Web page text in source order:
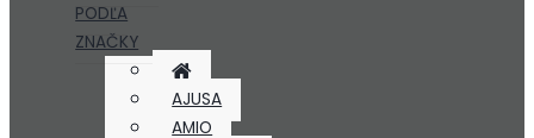
PODĽA
ZNAČKY
AJUSA
AMIO